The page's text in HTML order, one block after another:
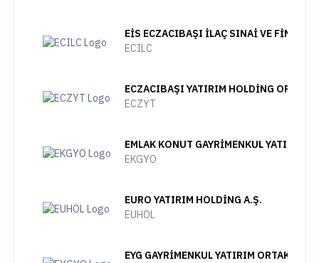
EİS ECZACIBAŞI İLAÇ SINAİ VE
ECILC
ECZACIBAŞI YATIRIM HOLDİNG
ECZYT
EMLAK KONUT GAYRİMENKUL YATIRIM
EKGYO
EURO YATIRIM HOLDİNG A.Ş.
EUHOL
EYG GAYRİMENKUL YATIRIM ORTAKLIĞI